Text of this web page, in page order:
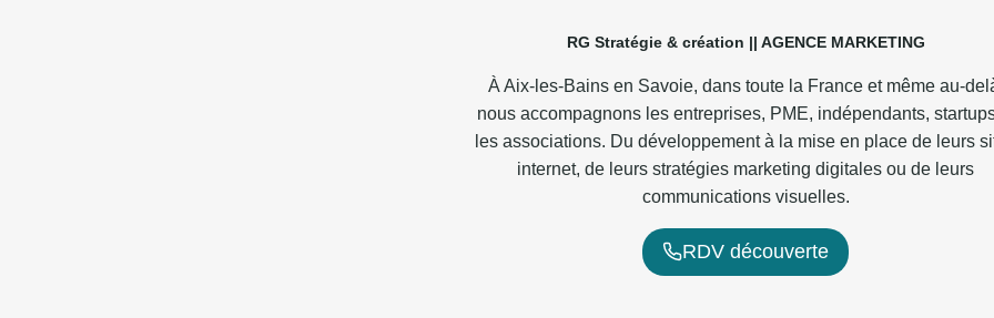
RG Stratégie & création || AGENCE MARKETING
À Aix-les-Bains en Savoie, dans toute la France et même au-
nous accompagnons les entreprises, PME, indépendants,
les associations. Du développement à la mise en place de leurs
internet, de leurs stratégies marketing digitales ou de leurs
communications visuelles.
RDV découverte